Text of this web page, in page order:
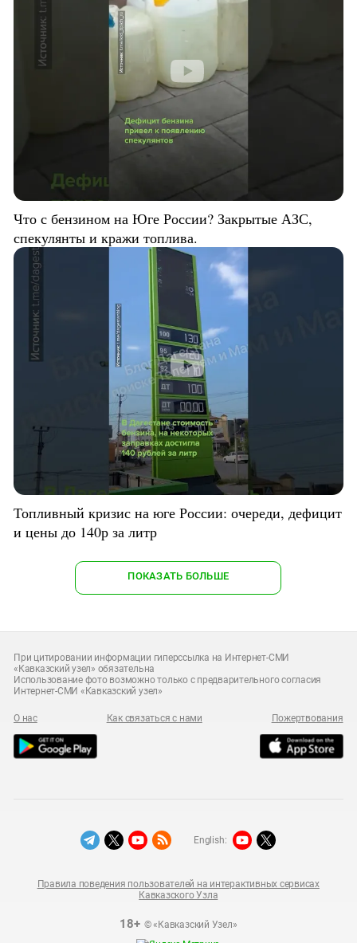
Что с бензином на Юге России? Закрытые АЗС,
спекулянты и кражи топлива.
Топливный кризис на юге России: очереди, дефицит
и цены до 140р за литр
ПОКАЗАТЬ БОЛЬШЕ
При цитировании информации гиперссылка на Интернет-СМИ
«Кавказский узел» обязательна
Использование фото возможно только с предварительного согласия
Интернет-СМИ «Кавказский узел»
О нас Как связаться с нами Пожертвования
18+© «Кавказский Узел»
Правила поведения пользователей на интерактивных сервисах
Кавказского Узла
English: